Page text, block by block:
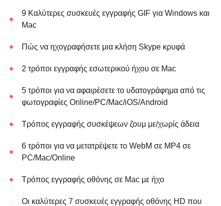
9 Καλύτερες συσκευές εγγραφής GIF για Windows και
Mac
Πώς να ηχογραφήσετε μια κλήση Skype κρυφά
2 τρόποι εγγραφής εσωτερικού ήχου σε Mac
5 τρόποι για να αφαιρέσετε το υδατογράφημα από τις
φωτογραφίες Online/PC/Mac/iOS/Android
Τρόπος εγγραφής συσκέψεων ζουμ με/χωρίς άδεια
6 τρόποι για να μετατρέψετε το WebM σε MP4 σε
PC/Mac/Online
Τρόπος εγγραφής οθόνης σε Mac με ήχο
Οι καλύτερες 7 συσκευές εγγραφής οθόνης HD που